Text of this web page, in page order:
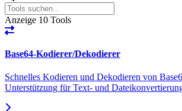
Anzeige 10 Tools
Base64-Kodierer/Dekodierer
Schnelles Kodieren und Dekodieren von
Unterstützung für Text- und